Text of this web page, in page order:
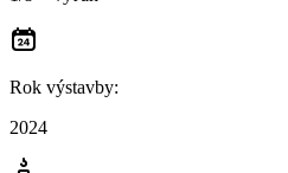
Rok výstavby:
2024